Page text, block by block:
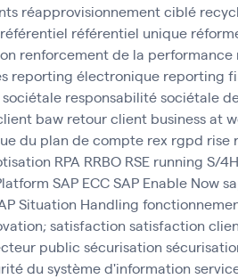
réapprovisionnement ciblé
référentiel référentiel unique
renforcement de la performance
reporting électronique reporting
responsabilité sociétale
baw retour client business at
du plan de compte rex rgpd rise
RPA RRBO RSE running S/
SAP ECCSAP Enable Now
Situation Handling
satisfaction satisfaction
public sécurisation
du système d'information